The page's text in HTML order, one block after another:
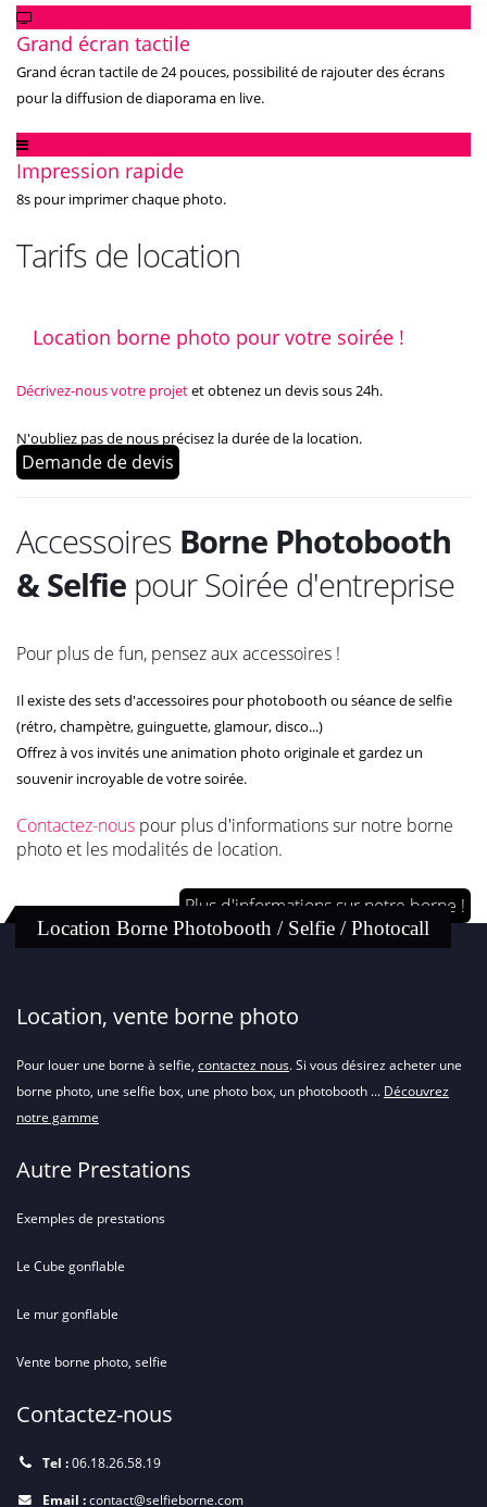
Grand écran tactile
Grand écran tactile de 24 pouces, possibilité de rajouter des écrans
pour la diffusion de diaporama en live.
Impression rapide
8s pour imprimer chaque photo.
Tarifs de location
Location borne photo pour votre soirée !
Décrivez-nous votre projetet obtenez un devis sous 24h.
N'oubliez pas de nous précisez la durée de la location.
Demande de devis
Accessoires Borne Photobooth
& Selfie pour Soirée d'entreprise
Pour plus de fun, pensez aux accessoires !
Il existe des sets d'accessoires pour photobooth ou séance de selfie
(rétro, champètre, guinguette, glamour, disco...)
Offrez à vos invités une animation photo originale et gardez un
souvenir incroyable de votre soirée.
Contactez-nous pour plus d'informations sur notre borne
photo et les modalités de location.
Plus d'informations sur notre borne !
Location Borne Photobooth / Selfie / Photocall
Location, vente borne photo
Pour louer une borne à selfie, contactez nous. Si vous désirez acheter une
borne photo, une selfie box, une photo box, un photobooth ... Découvrez
notre gamme
Autre Prestations
Exemples de prestations
Le Cube gonflable
Le mur gonflable
Vente borne photo, selfie
Contactez-nous
Tel :06.18.26.58.19
Email :contact@selfieborne.com